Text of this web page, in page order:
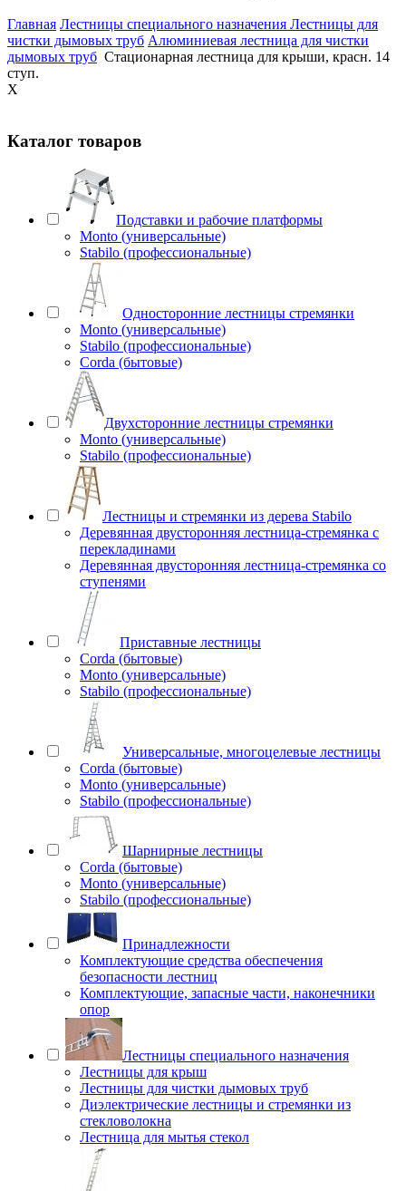
Главная Лестницы специального назначения Лестницы для
чистки дымовых труб Алюминиевая лестница для чистки
дымовых труб Стационарная лестница для крыши, красн. 14
ступ.
X
Каталог товаров
Подставки и рабочие платформы
Monto (универсальные)
Stabilo (профессиональные)
Односторонние лестницы стремянки
Monto (универсальные)
Stabilo (профессиональные)
Corda (бытовые)
Двухсторонние лестницы стремянки
Monto (универсальные)
Stabilo (профессиональные)
Лестницы и стремянки из дерева Stabilo
Деревянная двусторонняя лестница-стремянка с
перекладинами
Деревянная двусторонняя лестница-стремянка со
ступенями
Приставные лестницы
Corda (бытовые)
Monto (универсальные)
Stabilo (профессиональные)
Универсальные, многоцелевые лестницы
Corda (бытовые)
Monto (универсальные)
Stabilo (профессиональные)
Шарнирные лестницы
Corda (бытовые)
Monto (универсальные)
Stabilo (профессиональные)
Принадлежности
Комплектующие средства обеспечения
безопасности лестниц
Комплектующие, запасные части, наконечники
опор
Лестницы специального назначения
Лестницы для крыш
Лестницы для чистки дымовых труб
Диэлектрические лестницы и стремянки из
стекловолокна
Лестница для мытья стекол